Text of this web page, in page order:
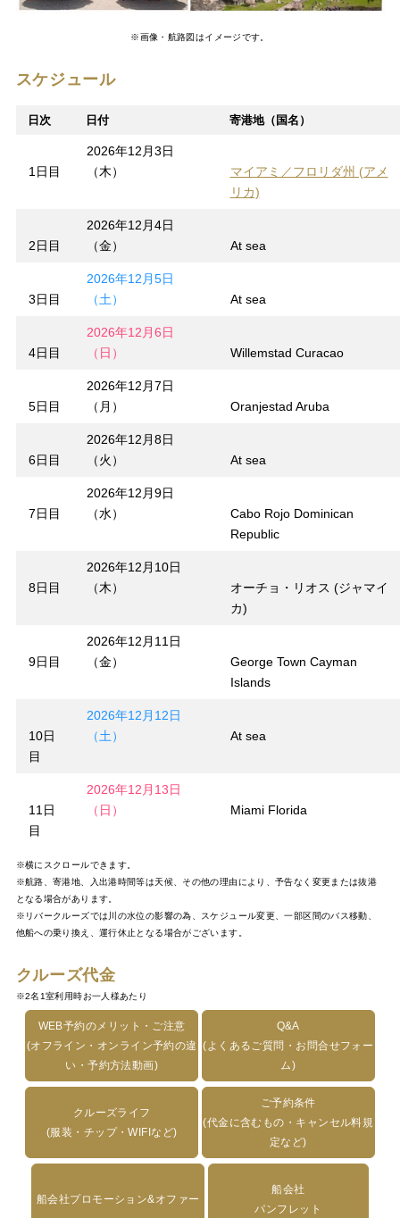
※画像・航路図はイメージです。
スケジュール
日次 日付 寄港地（国名）
1日目
2026年12月3日
（木）
マイアミ／フロリダ州 (アメ
リカ)
2日目
2026年12月4日
（金）
At sea
3日目
2026年12月5日
（土）
At sea
4日目
2026年12月6日
（日）
Willemstad Curacao
5日目
2026年12月7日
（月）
Oranjestad Aruba
6日目
2026年12月8日
（火）
At sea
7日目
2026年12月9日
（水）
Cabo Rojo Dominican
Republic
8日目
2026年12月10日
（木）
オーチョ・リオス (ジャマイ
カ)
9日目
2026年12月11日
（金）
George Town Cayman
Islands
10日
目
2026年12月12日
（土）
At sea
11日
目
2026年12月13日
（日）
Miami Florida
※横にスクロールできます。
※航路、寄港地、入出港時間等は天候、その他の理由により、予告なく変更または抜港
となる場合があります。
※リバークルーズでは川の水位の影響の為、スケジュール変更、一部区間のバス移動、
他船への乗り換え、運行休止となる場合がございます。
クルーズ代金
※2名1室利用時お一人様あたり
WEB予約のメリット・ご注意
(オフライン・オンライン予約の違
い・予約方法動画)
Q&A
(よくあるご質問・お問合せフォー
ム)
クルーズライフ
(服装・チップ・WIFIなど)
ご予約条件
(代金に含むもの・キャンセル料規
定など)
船会社プロモーション&オファー
船会社
パンフレット